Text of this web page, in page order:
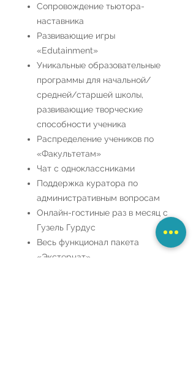
Сопровождение тьютора-
наставника
Развивающие игры
«Edutainment»
Уникальные образовательные
программы для начальной/
средней/старшей школы,
развивающие творческие
способности ученика
Распределение учеников по
«Факультетам»
Чат с одноклассниками
Поддержка куратора по
административным вопросам
Онлайн-гостиные раз в месяц с
Гузель Гурдус
Весь функционал пакета
«Экстернат»